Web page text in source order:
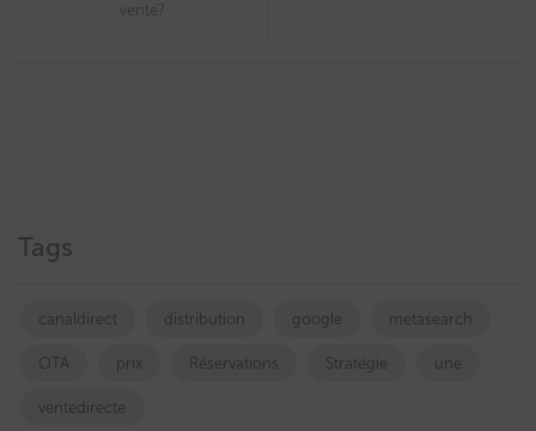
vente?
Tags
canaldirect distribution google metasearch
OTA prix Réservations Stratégie une
ventedirecte